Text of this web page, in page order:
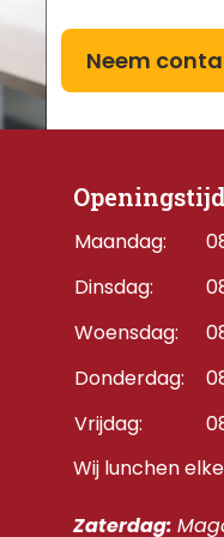
Neem
Maandag:
Dinsdag:
Woensdag:
Donderdag:
Vrijdag:
Wij lunchen
Zaterdag: